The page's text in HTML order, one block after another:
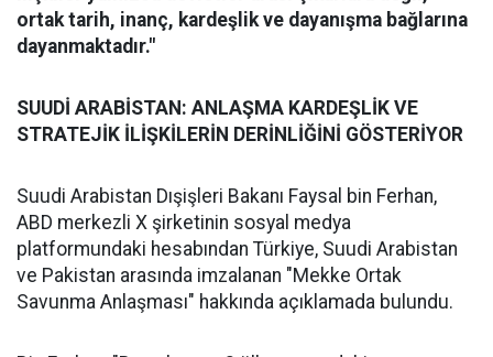
ortak tarih, inanç, kardeşlik ve dayanışma bağlarına
dayanmaktadır."
SUUDİ ARABİSTAN: ANLAŞMA KARDEŞLİK VE
STRATEJİK İLİŞKİLERİN DERİNLİĞİNİ GÖSTERİYOR
Suudi Arabistan Dışişleri Bakanı Faysal bin Ferhan,
ABD merkezli X şirketinin sosyal medya
platformundaki hesabından Türkiye, Suudi Arabistan
ve Pakistan arasında imzalanan "Mekke Ortak
Savunma Anlaşması" hakkında açıklamada bulundu.